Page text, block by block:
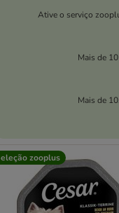
Ative o serviço
Mais de
Mais de
zooplus